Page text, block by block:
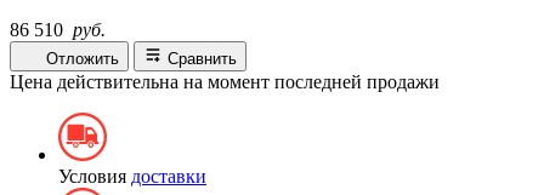
86 510 руб.
Отложить Сравнить
Цена действительна на момент последней продажи
Условия доставки